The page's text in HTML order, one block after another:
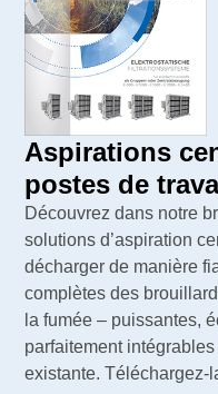
Aspirations
postes de
Découvrez dans notre
solutions d’aspiration
décharger de manière
complètes des
la fumée – puissantes,
parfaitement
existante. Téléchargez-